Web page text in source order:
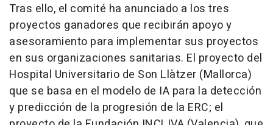
Tras ello, el comité ha anunciado a los tres
proyectos ganadores que recibirán apoyo y
asesoramiento para implementar sus proyectos
en sus organizaciones sanitarias. El proyecto del
Hospital Universitario de Son Llàtzer (Mallorca)
que se basa en el modelo de IA para la detección
y predicción de la progresión de la ERC; el